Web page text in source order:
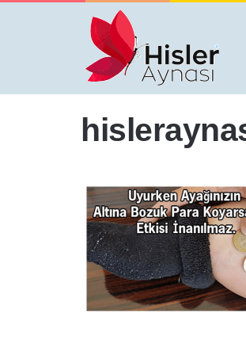
Anasayfa / UYURKEN